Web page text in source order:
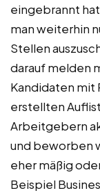
eingebrannt
man weiterhin
Stellen
darauf melden
Kandidaten mit
erstellten
Arbeitgebern
und beworben
eher mäßig
Beispiel